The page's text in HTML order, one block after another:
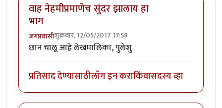
वाह नेहमीप्रमाणेच सुंदर झालाय हा
भाग
जगप्रवासीशुक्रवार, 12/05/2017 17:58
छान चालू आहे लेखमालिका, पुलेशु
प्रतिसाद देण्यासाठीलॉग इन कराकिंवासदस्य व्हा